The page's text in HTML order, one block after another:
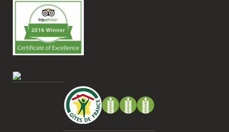
très beau souvenir de ce week-end et
nous recommandons le Mas Saint-
Antoine sans hésitation.**La seule petite
contrainte du week-end concerne la
gestion des déchets, puisqu’il n’y a pas
de tri directement sur le domaine et qu’il
faut se rendre au village. Cela ne nous a
pas posé de véritable problème, mais ce
serait un vrai plus à l’avenir.